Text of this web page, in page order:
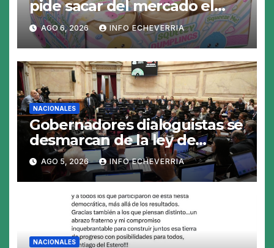
pide sacar del mercado el
«Squeezy Dumpling», un
juguete «tóxico»
AGO 6, 2026 INFO ECHEVERRIA
NACIONALES
Gobernadores dialoguistas se
desmarcan de la ley de
Tierras y ponen en jaque su
tratamiento en el Senado
AGO 5, 2026 INFO ECHEVERRIA
NACIONALES